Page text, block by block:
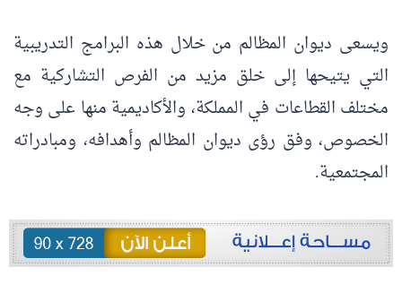
ويسعى ديوان المظالم من خلال هذه البرامج التدريبية
التي يتيحها إلى خلق مزيد من الفرص التشاركية مع
مختلف القطاعات في المملكة، والأكاديمية منها على وجه
الخصوص، وفق رؤى ديوان المظالم وأهدافه، ومبادراته
المجتمعية.